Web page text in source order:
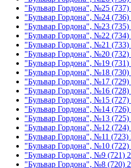
"Бульвар Гордона", №25
"Бульвар Гордона", №24
"Бульвар Гордона", №23
"Бульвар Гордона", №22 (734)
"Бульвар Гордона", №21 (733)
"Бульвар Гордона", №20 (732)
"Бульвар Гордона", №19 (731)
"Бульвар Гордона", №18 (730)
"Бульвар Гордона", №17 (729)
"Бульвар Гордона", №16 (728)
"Бульвар Гордона", №15 (727)
"Бульвар Гордона", №14 (726)
"Бульвар Гордона", №13 (725)
"Бульвар Гордона", №12 (724)
"Бульвар Гордона", №11 (723)
"Бульвар Гордона", №10 (722)
"Бульвар Гордона", №9 (721)
"Бульвар Гордона", №8 (720)